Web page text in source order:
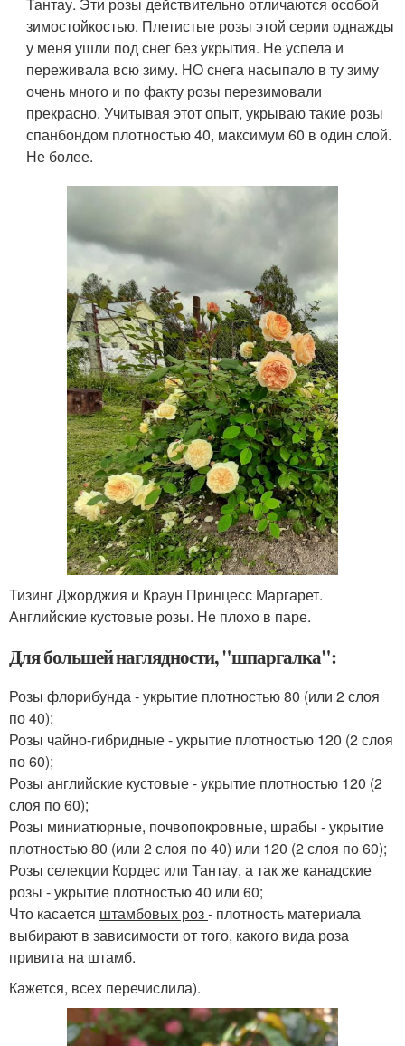
Тантау. Эти розы действительно отличаются особой
зимостойкостью. Плетистые розы этой серии однажды
у меня ушли под снег без укрытия. Не успела и
переживала всю зиму. НО снега насыпало в ту зиму
очень много и по факту розы перезимовали
прекрасно. Учитывая этот опыт, укрываю такие розы
спанбондом плотностью 40, максимум 60 в один слой.
Не более.
Тизинг Джорджия и Краун Принцесс Маргарет.
Английские кустовые розы. Не плохо в паре.
Для большей наглядности, "шпаргалка":
Розы флорибунда - укрытие плотностью 80 (или 2 слоя
по 40);
Розы чайно-гибридные - укрытие плотностью 120 (2 слоя
по 60);
Розы английские кустовые - укрытие плотностью 120 (2
слоя по 60);
Розы миниатюрные, почвопокровные, шрабы - укрытие
плотностью 80 (или 2 слоя по 40) или 120 (2 слоя по 60);
Розы селекции Кордес или Тантау, а так же канадские
розы - укрытие плотностью 40 или 60;
Что касается штамбовых роз- плотность материала
выбирают в зависимости от того, какого вида роза
привита на штамб.
Кажется, всех перечислила).